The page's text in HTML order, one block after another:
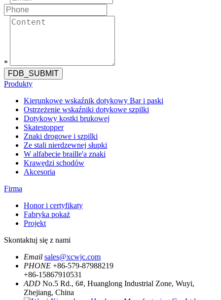
*
FDB_SUBMIT
Produkty
Kierunkowe wskaźnik dotykowy Bar i paski
Ostrzeżenie wskaźniki dotykowe szpilki
Dotykowy kostki brukowej
Skatestopper
Znaki drogowe i szpilki
Ze stali nierdzewnej słupki
W alfabecie braille'a znaki
Krawędzi schodów
Akcesoria
Firma
Honor i certyfikaty
Fabryka pokaż
Projekt
Skontaktuj się z nami
Email sales@xcwjc.com
PHONE +86-579-87988219
+86-15867910531
ADD No.5 Rd., 6#, Huanglong Industrial Zone, Wuyi,
Zhejiang, China